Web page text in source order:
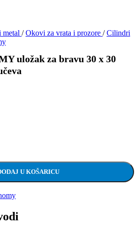
metal / Okovi za vrata i prozore / Cilindri
uložak za bravu 30 x 30
za bravu 30 x 30 mm, mesing, 5
U KOŠARICU